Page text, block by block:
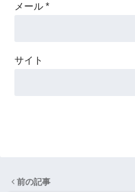
メール *
サイト
前の記事